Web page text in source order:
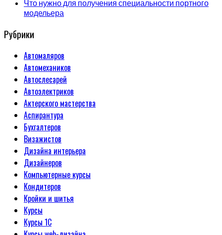
Что нужно для получения специальности портного
модельера
Рубрики
Автомаляров
Автомехаников
Автослесарей
Автоэлектриков
Актерского мастерства
Аспирантура
Бухгалтеров
Визажистов
Дизайна интерьера
Дизайнеров
Компьютерные курсы
Кондитеров
Кройки и шитья
Курсы
Курсы 1С